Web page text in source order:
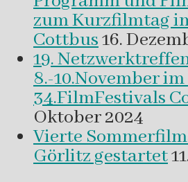
zum Kurzfilmtag
Cottbus16.
19.
8.-10.November
34.FilmFestivals
Oktober 2024
Vierte
Görlitz gestartet